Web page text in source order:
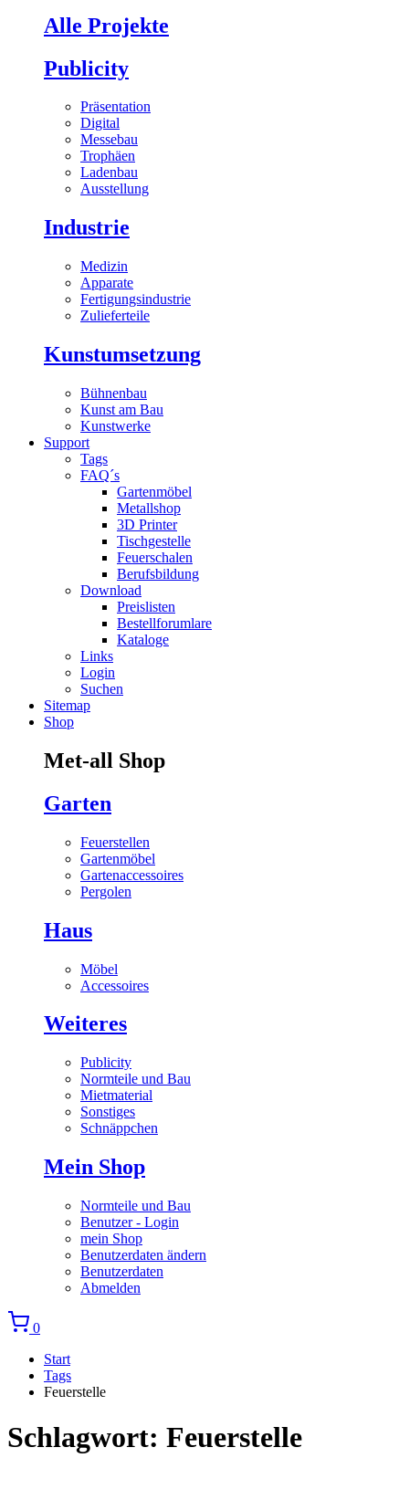
Alle Projekte
Publicity
Präsentation
Digital
Messebau
Trophäen
Ladenbau
Ausstellung
Industrie
Medizin
Apparate
Fertigungsindustrie
Zulieferteile
Kunstumsetzung
Bühnenbau
Kunst am Bau
Kunstwerke
Support
Tags
FAQ´s
Gartenmöbel
Metallshop
3D Printer
Tischgestelle
Feuerschalen
Berufsbildung
Download
Preislisten
Bestellforumlare
Kataloge
Links
Login
Suchen
Sitemap
Shop
Met-all Shop
Garten
Feuerstellen
Gartenmöbel
Gartenaccessoires
Pergolen
Haus
Möbel
Accessoires
Weiteres
Publicity
Normteile und Bau
Mietmaterial
Sonstiges
Schnäppchen
Mein Shop
Normteile und Bau
Benutzer - Login
mein Shop
Benutzerdaten ändern
Benutzerdaten
Abmelden
0
Start
Tags
Feuerstelle
Schlagwort: Feuerstelle